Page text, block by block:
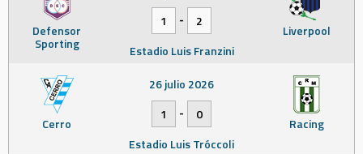
Defensor
Sporting
Liverpool
1
-
2
Estadio Luis Franzini
Cerro Racing
26 julio 2026
1
-
0
Estadio Luis Tróccoli